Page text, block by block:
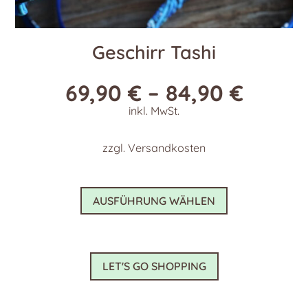
Geschirr Tashi
69,90€ – 84,90€
inkl. MwSt.
zzgl. Versandkosten
AUSFÜHRUNG WÄHLEN
Dieses
weist
LET'S GO SHOPPING